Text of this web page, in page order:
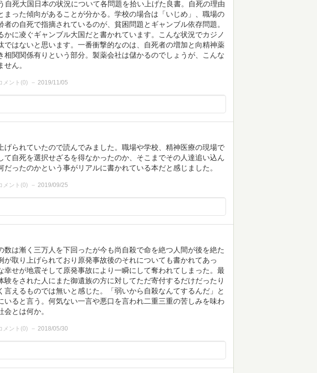
自死大国日本の状況について各問題を拾い上げた良書。自死の理由
まった傾向があることが分かる。学校の場合は「いじめ」、職場の
者の自死で指摘されているのが、貧困問題とギャンブル依存問題。
かに凌ぐギャンブル大国だと書かれています。こんな状況でカジノ
ではないと思います。一番衝撃的なのは、自死者の増加と向精神薬
相関関係有りという部分。製薬会社は儲かるのでしょうが、こんな
ん。
メント(0) 2019/11/05
げられていたので読んでみました。職場や学校、精神医療の現場で
て自死を選択せざるを得なかったのか、そこまでその人達追い込ん
だったのかという事がリアルに書かれている本だと感じました。
メント(0) 2019/09/25
数は漸く三万人を下回ったが今も尚自殺で命を絶つ人間が後を絶た
が取り上げられており原発事故後のそれについても書かれてあっ
幸せが地震そして原発事故により一瞬にして奪われてしまった。最
験をされた人にまた御遺族の方に対してただ寄付するだけだったり
言えるものでは無いと感じた。「弱いから自殺なんてするんだ」と
いると言う。何気ない一言や悪口を言われ二重三重の苦しみを味わ
とは何か。
メント(0) 2018/05/30